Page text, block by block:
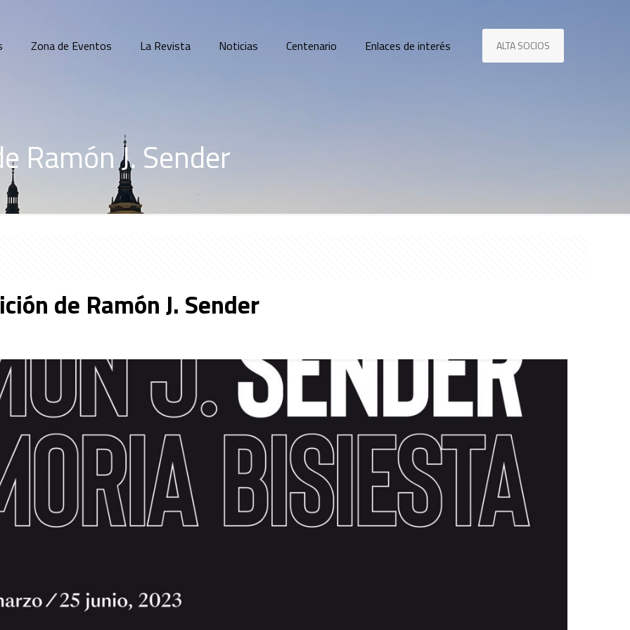
Zona de Eventos La Revista Noticias Centenario Enlaces de interés ALTA SOCIOS
Ramón J. Sender
de Ramón J. Sender